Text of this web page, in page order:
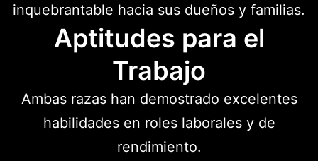
inquebrantable hacia sus dueños y familias.
Aptitudes para el
Trabajo
Ambas razas han demostrado excelentes
habilidades en roles laborales y de
rendimiento.